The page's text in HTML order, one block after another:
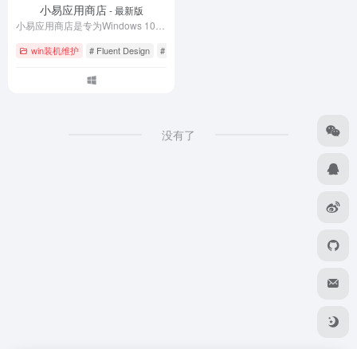
小易应用商店- 最新版
win装机维护 # Fluent Design # Win11软件商店
没有了